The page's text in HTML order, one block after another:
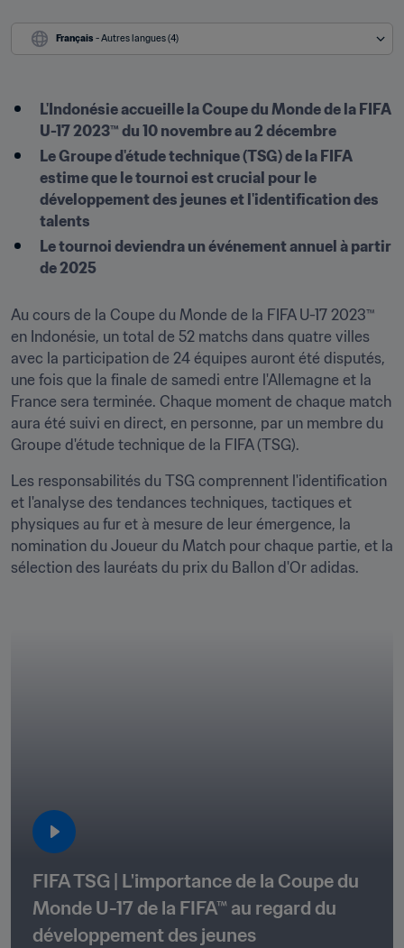
Français - Autres langues (4)
L'Indonésie accueille la Coupe du Monde de la FIFA
U-17 2023™ du 10 novembre au 2 décembre
Le Groupe d'étude technique (TSG) de la FIFA
estime que le tournoi est crucial pour le
développement des jeunes et l'identification des
talents
Le tournoi deviendra un événement annuel à partir
de 2025
Au cours de la Coupe du Monde de la FIFA U-17 2023™
en Indonésie, un total de 52 matchs dans quatre villes
avec la participation de 24 équipes auront été disputés,
une fois que la finale de samedi entre l'Allemagne et la
France sera terminée. Chaque moment de chaque match
aura été suivi en direct, en personne, par un membre du
Groupe d'étude technique de la FIFA (TSG).
Les responsabilités du TSG comprennent l'identification
et l'analyse des tendances techniques, tactiques et
physiques au fur et à mesure de leur émergence, la
nomination du Joueur du Match pour chaque partie, et la
sélection des lauréats du prix du Ballon d'Or adidas.
FIFA TSG | L'importance de la Coupe du
Monde U-17 de la FIFA™ au regard du
développement des jeunes